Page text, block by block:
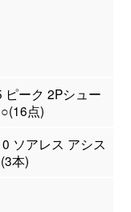
ピーク 2Pシュー
○(16点)
ソアレス アシス
(3本)